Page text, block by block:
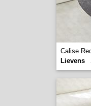
Calise
Lievens